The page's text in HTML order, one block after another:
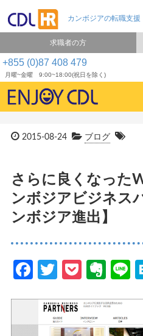
+855 (0)87 408 479
月曜~金曜 9:00~18:00(祝日を除く)
求職者の方
2015-08-24 ブログ
さらに良くなった
ンボジアビジネス
ンボジア進出】
Facebook
Twitter
Pocket